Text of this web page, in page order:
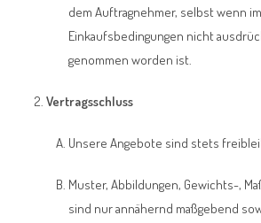
dem Auftragnehmer, selbst wenn
Einkaufsbedingungen nicht
genommen worden ist.
Vertragsschluss
Unsere Angebote sind stets
Muster, Abbildungen, Gewichts-,
sind nur annähernd maßgebend